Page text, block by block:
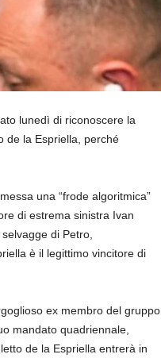
lunedì di riconoscere la
de la Espriella, perché
una “frode algoritmica”
di estrema sinistra Ivan
di Petro,
è il legittimo vincitore di
ex membro del gruppo
mandato quadriennale,
de la Espriella entrerà in